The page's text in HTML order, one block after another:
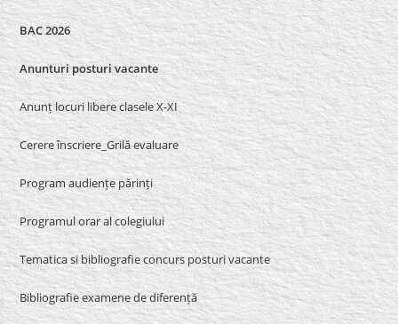
BAC 2026
Anunturi posturi vacante
Anunț locuri libere clasele X-XI
Cerere înscriere_Grilă evaluare
Program audiențe părinți
Programul orar al colegiului
Tematica si bibliografie concurs posturi vacante
Bibliografie examene de diferență